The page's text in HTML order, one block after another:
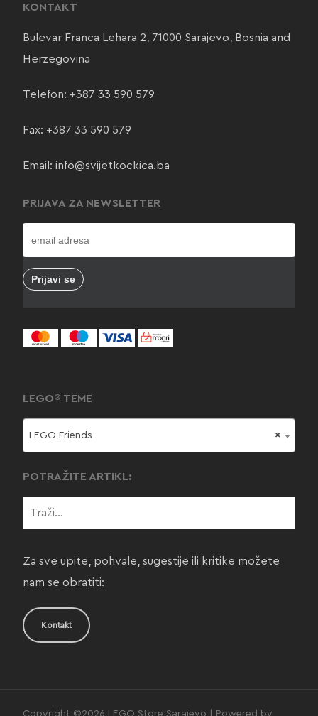
KONTAKT
Bulevar Franca Lehara 2, 71000 Sarajevo, Bosnia and
Herzegovina
Telefon: +387 33 590 579
Fax: +387 33 590 579
Email: info@svijetkockica.ba
PRIJAVA ZA NEWSLETTER
LEGO® TEME
×
LEGO Friends
POTRAŽITE ARTIKL:
Za sve upite, pohvale, sugestije ili kritike možete
nam se obratiti:
Kontakt
Copyright ©2026 LEGO Store Sarajevo | Powered by